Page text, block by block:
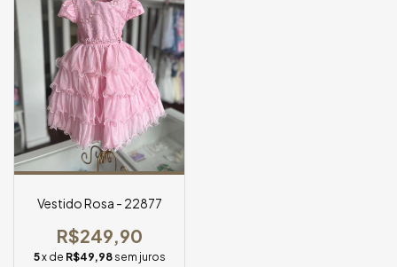
Vestido Rosa - 22877
R$249,90
5x de R$49,98 sem juros